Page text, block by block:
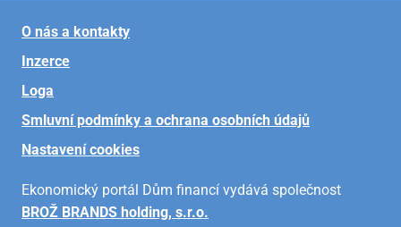
O nás a kontakty
Inzerce
Loga
Smluvní podmínky a ochrana osobních údajů
Nastavení cookies
Ekonomický portál Dům financí vydává společnost
BROŽ BRANDS holding, s.r.o.